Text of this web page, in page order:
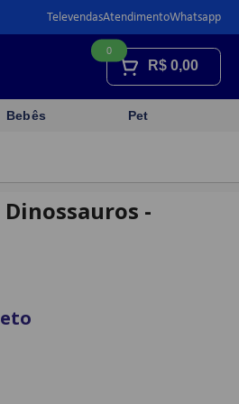
TelevendasAtendimentoWhatsapp
R$ 0,00
0
Bebês Pet
-